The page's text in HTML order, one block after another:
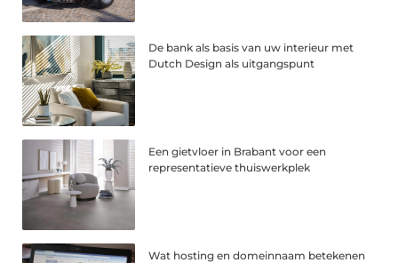
De bank als basis van uw interieur met
Dutch Design als uitgangspunt
Een gietvloer in Brabant voor een
representatieve thuiswerkplek
Wat hosting en domeinnaam betekenen